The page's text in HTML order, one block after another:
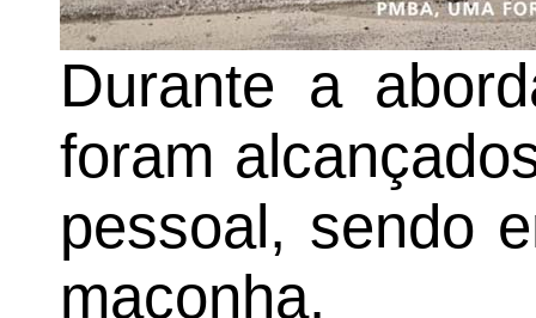
Durante a
foram
pessoal, sendo
maconha.